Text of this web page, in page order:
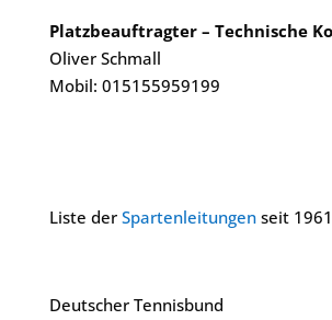
Platzbeauftragter – Technische
Oliver Schmall
Mobil: 015155959199
Liste der Spartenleitungenseit 1961
Deutscher Tennisbund